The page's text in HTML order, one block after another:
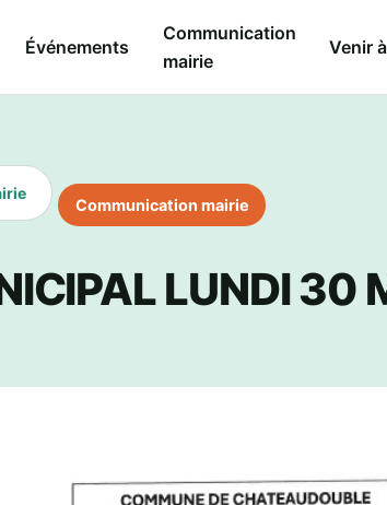
Événements
Communication
mairie
Venir
Communication mairie
LUNDI 30